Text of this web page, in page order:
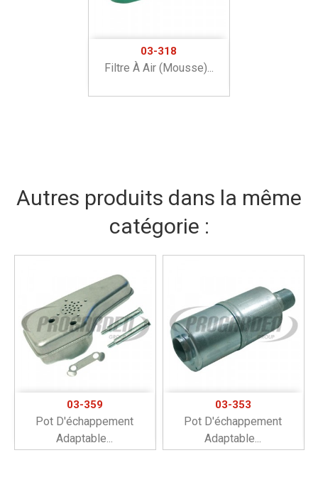
03-318
Filtre À Air (mousse)...
Autres produits dans la même
catégorie :
03-359
Pot D'échappement
Adaptable...
03-353
Pot D'échappement
Adaptable...